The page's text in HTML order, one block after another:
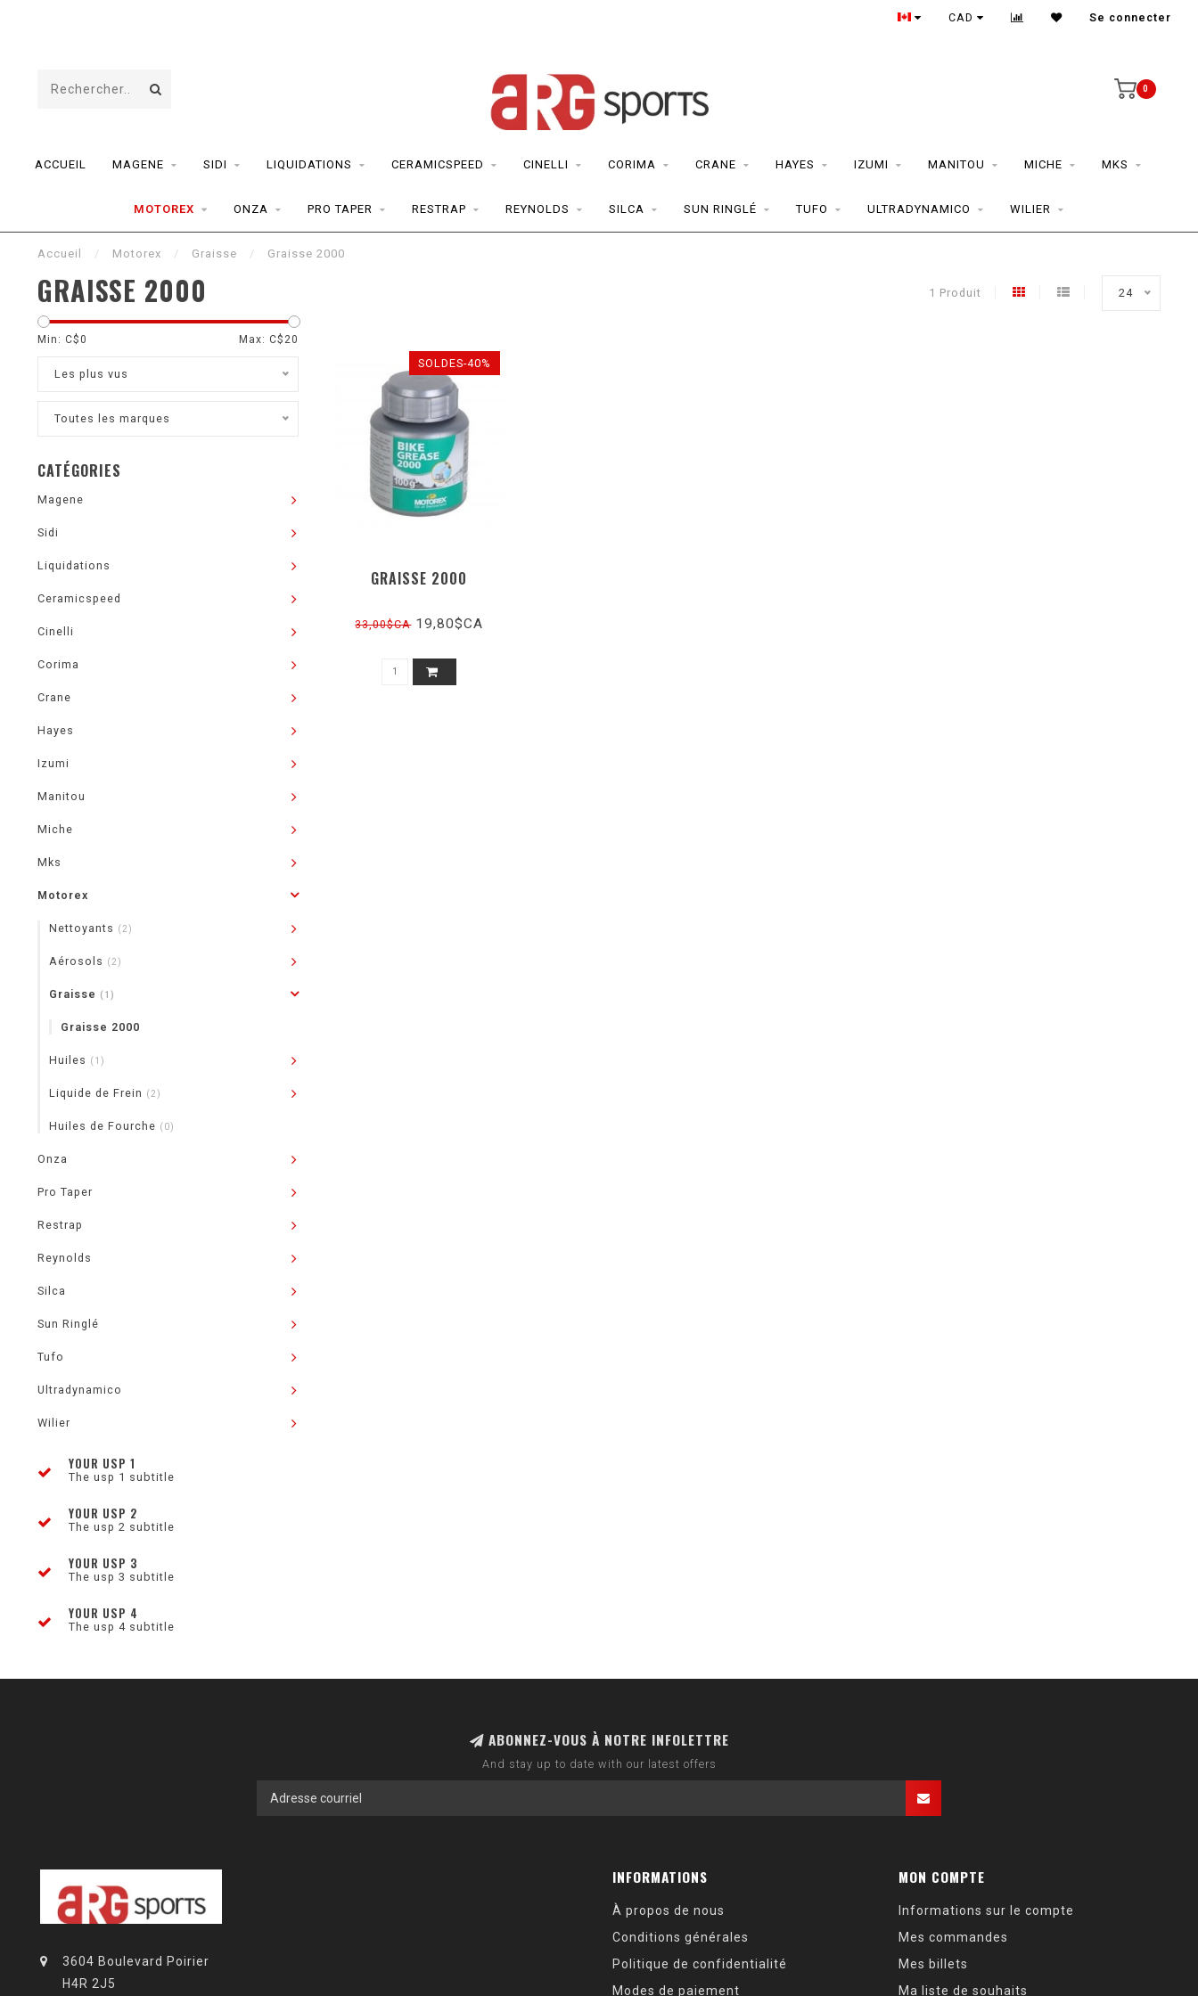
CAD Se connecter
0
ACCUEIL MAGENE SIDI LIQUIDATIONS CERAMICSPEED CINELLI CORIMA CRANE HAYES IZUMI MANITOU MICHE MKS
MOTOREX ONZA PRO TAPER RESTRAP REYNOLDS SILCA SUN RINGLÉ TUFO ULTRADYNAMICO WILIER
Accueil / Motorex / Graisse / Graisse 2000
GRAISSE 2000 1 Produit 24
Min: C$0 Max: C$ 20
Les plus vus
Toutes les marques
CATÉGORIES
Magene
Sidi
Liquidations
Ceramicspeed
Cinelli
Corima
Crane
Hayes
Izumi
Manitou
Miche
Mks
Motorex
Nettoyants (2)
Aérosols (2)
Graisse (1)
Graisse 2000
Huiles (1)
Liquide de Frein (2)
Huiles de Fourche (0)
Onza
Pro Taper
Restrap
Reynolds
Silca
Sun Ringlé
Tufo
Ultradynamico
Wilier
YOUR USP 1
The usp 1 subtitle
YOUR USP 2
The usp 2 subtitle
YOUR USP 3
The usp 3 subtitle
YOUR USP 4
The usp 4 subtitle
SOLDES-40%
GRAISSE 2000
33,00$CA19,80$CA
ABONNEZ-VOUS À NOTRE INFOLETTRE
And stay up to date with our latest offers
3604 Boulevard Poirier
H4R 2J5
INFORMATIONS
À propos de nous
Conditions générales
Politique de confidentialité
Modes de paiement
MON COMPTE
Informations sur le compte
Mes commandes
Mes billets
Ma liste de souhaits